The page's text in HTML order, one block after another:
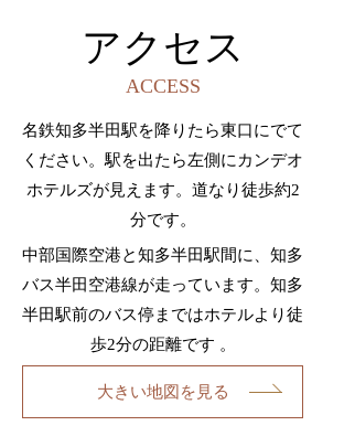
アクセス
ACCESS
名鉄知多半田駅を降りたら東口にでて
ください。駅を出たら左側にカンデオ
ホテルズが見えます。道なり徒歩約2
分です。
中部国際空港と知多半田駅間に、知多
バス半田空港線が走っています。知多
半田駅前のバス停まではホテルより徒
歩2分の距離です 。
大きい地図を見る